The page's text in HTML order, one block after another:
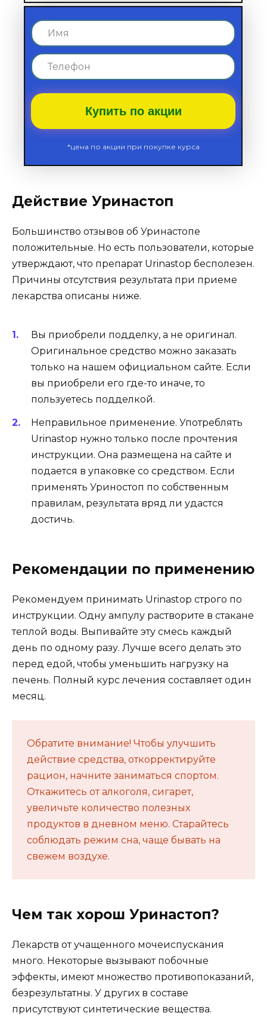
Купить по акции
*цена по акции при покупке курса
Действие Уринастоп
Большинство отзывов об Уринастопе
положительные. Но есть пользователи, которые
утверждают, что препарат Urinastop бесполезен.
Причины отсутствия результата при приеме
лекарства описаны ниже.
Вы приобрели подделку, а не оригинал.
Оригинальное средство можно заказать
только на нашем официальном сайте. Если
вы приобрели его где-то иначе, то
пользуетесь подделкой.
Неправильное применение. Употреблять
Urinastop нужно только после прочтения
инструкции. Она размещена на сайте и
подается в упаковке со средством. Если
применять Уриностоп по собственным
правилам, результата вряд ли удастся
достичь.
Рекомендации по применению
Рекомендуем принимать Urinastop строго по
инструкции. Одну ампулу растворите в стакане
теплой воды. Выпивайте эту смесь каждый
день по одному разу. Лучше всего делать это
перед едой, чтобы уменьшить нагрузку на
печень. Полный курс лечения составляет один
месяц.
Обратите внимание! Чтобы улучшить
действие средства, откорректируйте
рацион, начните заниматься спортом.
Откажитесь от алкоголя, сигарет,
увеличьте количество полезных
продуктов в дневном меню. Старайтесь
соблюдать режим сна, чаще бывать на
свежем воздухе.
Чем так хорош Уринастоп?
Лекарств от учащенного мочеиспускания
много. Некоторые вызывают побочные
эффекты, имеют множество противопоказаний,
безрезультатны. У других в составе
присутствуют синтетические вещества.